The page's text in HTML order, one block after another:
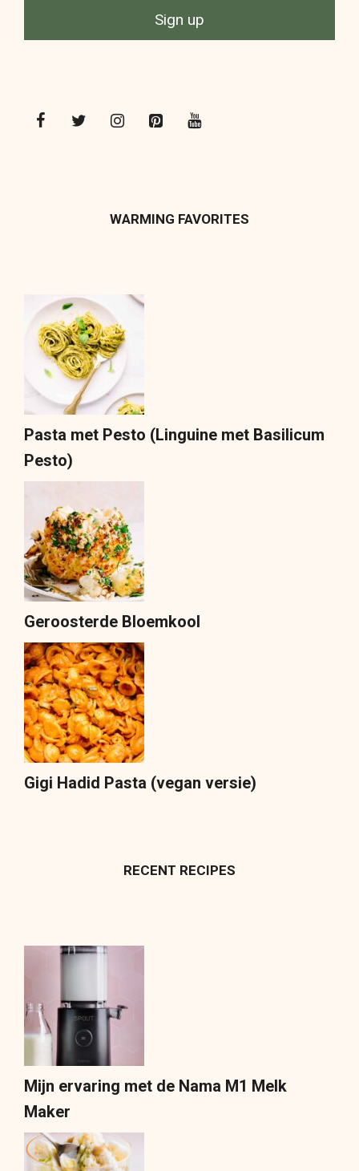
WARMING FAVORITES
Pasta met Pesto (Linguine met Basilicum
Pesto)
Geroosterde Bloemkool
Gigi Hadid Pasta (vegan versie)
RECENT RECIPES
Mijn ervaring met de Nama M1 Melk
Maker